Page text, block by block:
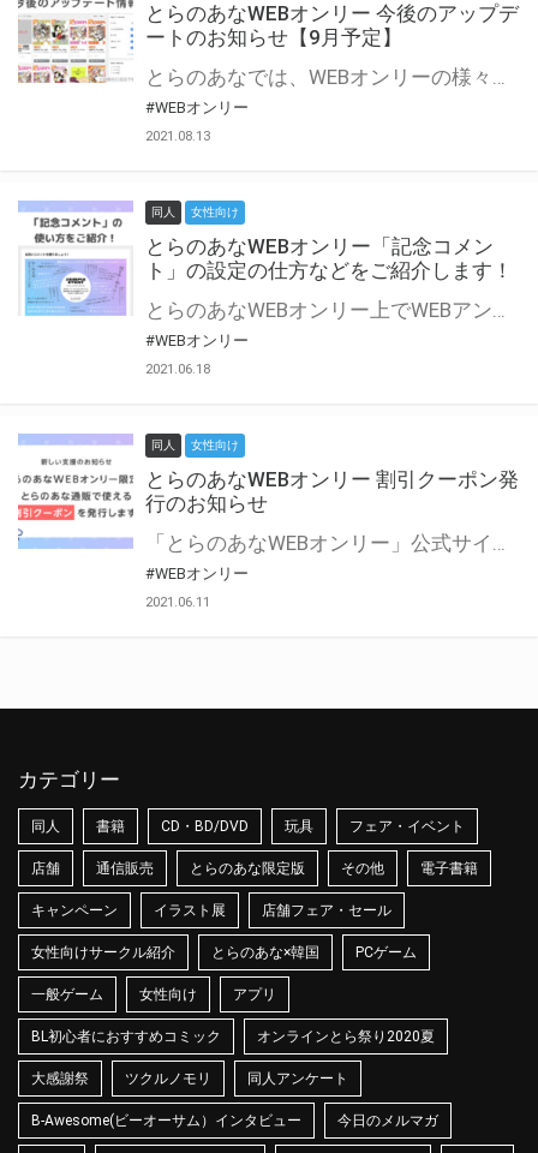
とらのあなWEBオンリー 今後のアップデ
ートのお知らせ【9月予定】
とらのあなでは、WEBオンリーの様々な支援を実施しています。 今回は2021年9月に実装を予定しているアップデート情報についてご紹介いたします。 とらのあなWEBオンリーサイトはこちら
#WEBオンリー
2021.08.13
同人 女性向け
とらのあなWEBオンリー「記念コメン
ト」の設定の仕方などをご紹介します！
とらのあなWEBオンリー上でWEBアンソロジーが作成できる「記念コメント」について、その使い方や作成手順を解説します！ 支援タイプを「サークル参加型」「サークル参加型・マルシェ(イベント会場)機能付き」でお申し込みいただいている主催者様はぜひご活用ください♪ とらのあなWEBオンリーサイトはこちら
#WEBオンリー
2021.06.18
同人 女性向け
とらのあなWEBオンリー 割引クーポン発
行のお知らせ
「とらのあなWEBオンリー」公式サイトでとらのあな通販の「割引クーポン」を配布中！ イベントごとに開催当日限定で使える割引クーポンのシリアルコードを発行します。 とらのあなWEBオンリーのページをチェックして、イベント当日にお得にお買い物を楽しみましょう♪ ※本キャンペーンは予告なく終了する場合がございます。 とらのあなWEBオンリーサイトはこちら
#WEBオンリー
2021.06.11
カテゴリー
同人 書籍 CD・BD/DVD 玩具 フェア・イベント
店舗 通信販売 とらのあな限定版 その他 電子書籍
キャンペーン イラスト展 店舗フェア・セール
女性向けサークル紹介 とらのあな×韓国 PCゲーム
一般ゲーム 女性向け アプリ
BL初心者におすすめコミック オンラインとら祭り2020夏
大感謝祭 ツクルノモリ 同人アンケート
B-Awesome(ビーオーサム）インタビュー 今日のメルマガ